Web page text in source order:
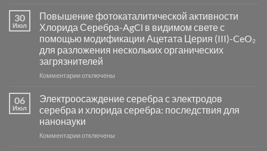
Пламенный
синтез
катализаторов
и
сенсоров
на
основе
группы
30
Июл
Повышение фотокаталитической активности
Хлорида Серебра-AgCl в видимом свете с
помощью модификации Ацетата Церия (III)-CeO₂
для разложения нескольких органических
загрязнителей
Комментариик
фотокаталитической
активности
Хлорида
Серебра-
отключены
06
Июл
Электроосаждение серебра с электродов
серебра и хлорида серебра: последствия для
нанонауки
Комментариикотключены